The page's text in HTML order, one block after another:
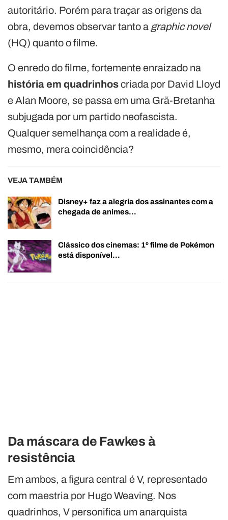
autoritário. Porém para traçar as origens da
obra, devemos observar tanto a graphic novel
(HQ) quanto o filme.
O enredo do filme, fortemente enraizado na
história em quadrinhoscriada por David Lloyd
e Alan Moore, se passa em uma Grã-Bretanha
subjugada por um partido neofascista.
Qualquer semelhança com a realidade é,
mesmo, mera coincidência?
VEJA TAMBÉM
Disney+ faz a alegria dos assinantes com a
chegada de animes…
Clássico dos cinemas: 1º filme de Pokémon
está disponível…
Da máscara de Fawkes à
resistência
Em ambos, a figura central é V, representado
com maestria por Hugo Weaving. Nos
quadrinhos, V personifica um anarquista